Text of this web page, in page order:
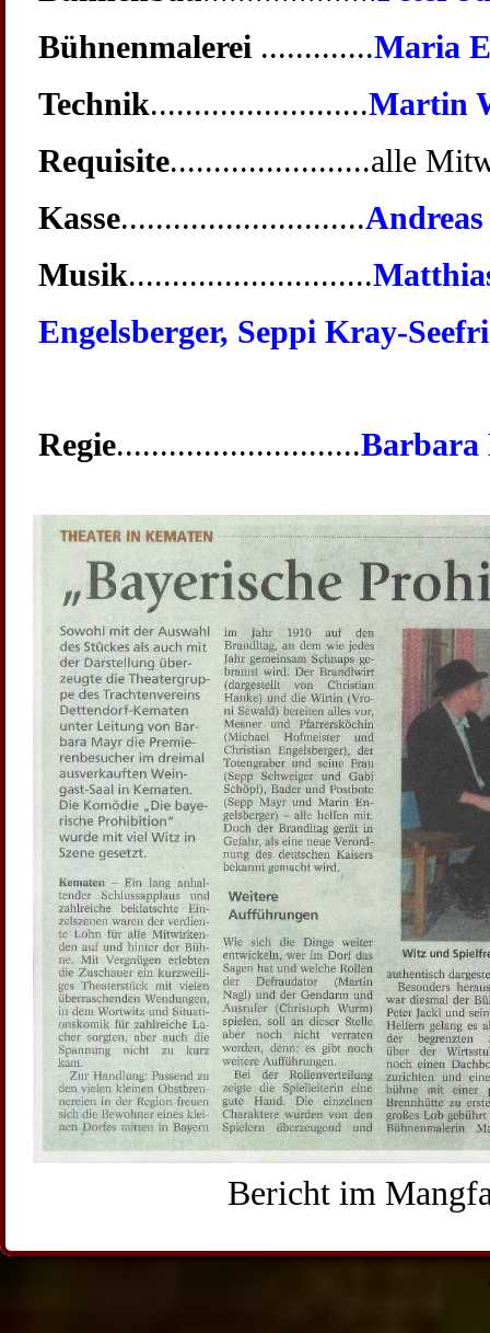
Bühnenmalerei .............Maria
Technik.........................Martin
Requisite.......................alle
Kasse............................
Musik............................
Engelsberger, Seppi Kray-
Regie............................Barbara
Bericht im